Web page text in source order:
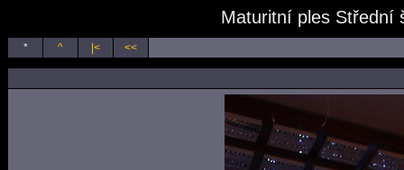
Maturitní ples Střední
* ^ |< <<